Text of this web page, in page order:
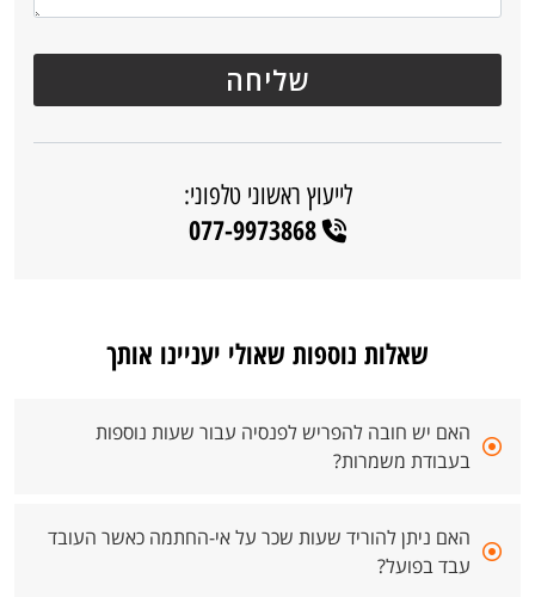
לייעוץ ראשוני טלפוני:
077-9973868
שאלות נוספות שאולי יעניינו אותך
האם יש חובה להפריש לפנסיה עבור שעות נוספות
בעבודת משמרות?
האם ניתן להוריד שעות שכר על אי-החתמה כאשר העובד
עבד בפועל?